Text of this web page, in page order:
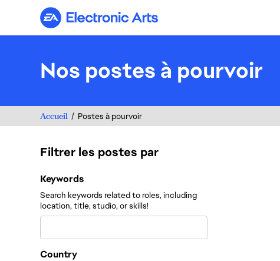
Electronic Arts
Nos postes à pourvoir
Accueil Postes à pourvoir
Filtrer les postes par
Filtrer les postes par
Keywords
Search keywords related to roles, including
location, title, studio, or skills!
Country